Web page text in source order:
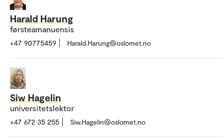
Harald Harung
førsteamanuensis
+47 90775459 Harald.Harung@oslomet.no
Siw Hagelin
universitetslektor
+47 672 35 255 Siw.Hagelin@oslomet.no